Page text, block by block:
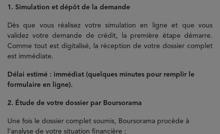
1. Simulation et dépôt de la demande
Dès que vous réalisez votre simulation en ligne et que vous
validez votre demande de crédit, la première étape démarre.
Comme tout est digitalisé, la réception de votre dossier complet
est immédiate.
Délai estimé : immédiat (quelques minutes pour remplir le
formulaire en ligne).
2. Étude de votre dossier par Boursorama
Une fois le dossier complet soumis, Boursorama procède à
l’analyse de votre situation financière :